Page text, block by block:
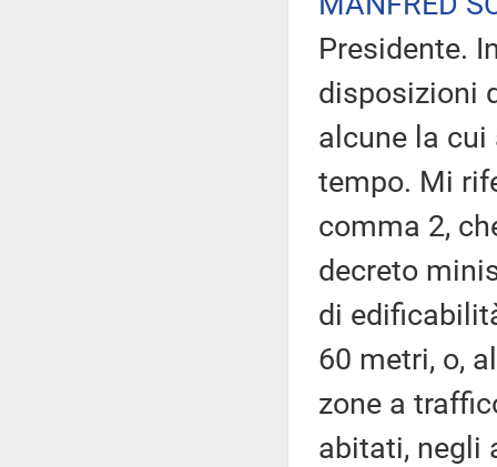
Presidente.
disposizioni
alcune la
tempo. Mi
comma 2,
decreto
di
60 metri, o,
zone a
abitati, negli